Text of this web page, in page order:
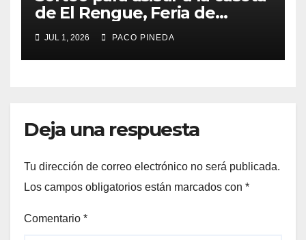
de El Rengue, Feria de
Málaga 2026
JUL 1, 2026 PACO PINEDA
Deja una respuesta
Tu dirección de correo electrónico no será publicada.
Los campos obligatorios están marcados con *
Comentario *